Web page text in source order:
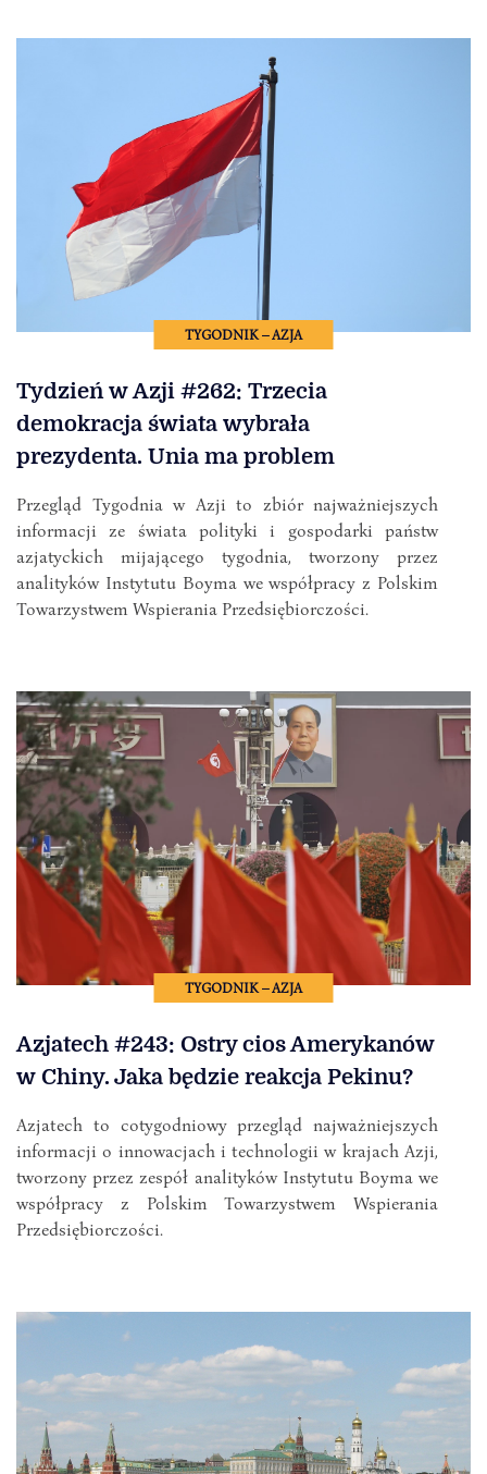
TYGODNIK – AZJA
Tydzień w Azji #262: Trzecia
demokracja świata wybrała
prezydenta. Unia ma problem
Przegląd Tygodnia w Azji to zbiór najważniejszych
informacji ze świata polityki i gospodarki państw
azjatyckich mijającego tygodnia, tworzony przez
analityków Instytutu Boyma we współpracy z Polskim
Towarzystwem Wspierania Przedsiębiorczości.
TYGODNIK – AZJA
Azjatech #243: Ostry cios Amerykanów
w Chiny. Jaka będzie reakcja Pekinu?
Azjatech to cotygodniowy przegląd najważniejszych
informacji o innowacjach i technologii w krajach Azji,
tworzony przez zespół analityków Instytutu Boyma we
współpracy z Polskim Towarzystwem Wspierania
Przedsiębiorczości.